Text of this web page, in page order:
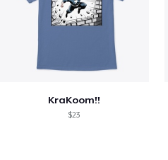
KraKoom!!
$23